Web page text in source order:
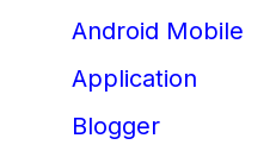
Android Mobile
Application
Blogger